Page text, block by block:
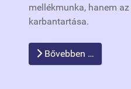
mellékmunka, hanem
karbantartása.
Bővebben …